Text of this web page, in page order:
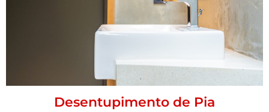
Desentupimento de Pia